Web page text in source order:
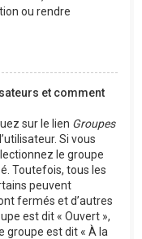
ou rendre
et comment
sur le lien Groupes
Si vous
le groupe
Toutefois, tous les
peuvent
fermés et d’autres
est dit « Ouvert »,
groupe est dit « À la